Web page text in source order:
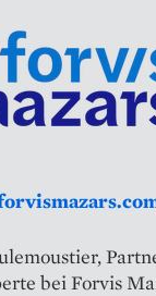
bei Forvis